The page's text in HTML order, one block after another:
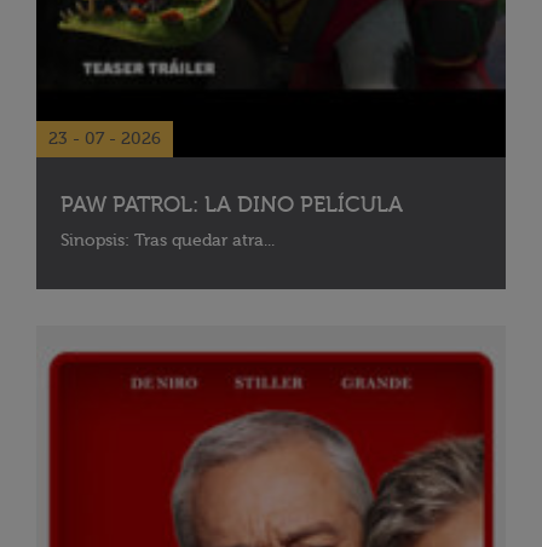
23 - 07 - 2026
PAW PATROL: LA DINO PELÍCULA
Sinopsis: Tras quedar atra...